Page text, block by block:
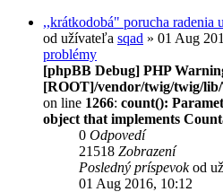
,,krátkodobá" porucha radenia
od užívateľa sqad » 01 Aug
problémy
[phpBB Debug] PHP
[ROOT]/vendor/twig/twig/
on line 1266: count():
object that implements
0 Odpovedí
21518 Zobrazení
Posledný príspevokod
01 Aug 2016, 10:12